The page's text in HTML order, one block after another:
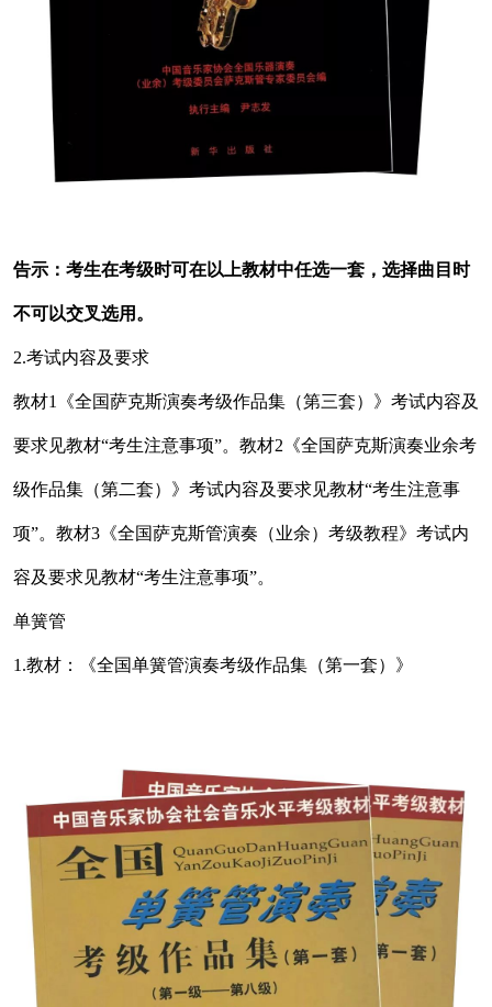
告示：考生在考级时可在以上教材中任选一套，选择曲目时
不可以交叉选用。
2.考试内容及要求
教材1《全国萨克斯演奏考级作品集（第三套）》考试内容及
要求见教材“考生注意事项”。教材2《全国萨克斯演奏业余考
级作品集（第二套）》考试内容及要求见教材“考生注意事
项”。教材3《全国萨克斯管演奏（业余）考级教程》考试内
容及要求见教材“考生注意事项”。
单簧管
1.教材：《全国单簧管演奏考级作品集（第一套）》